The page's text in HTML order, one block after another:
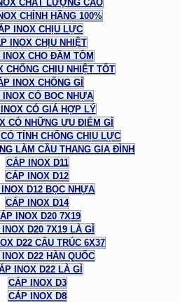
CHẤT LƯỢNG CAO
CHÍNH HÃNG 100%
INOX CHỊU LỰC
INOX CHỊU NHIỆT
INOX CHO ĐẦM TÔM
CHỐNG CHỊU NHIỆT TỐT
INOX CHỐNG GỈ
INOX CÓ BỌC NHỰA
CÓ GIÁ HỢP LÝ
CÓ NHỮNG ƯU ĐIỂM GÌ
TÍNH CHỐNG CHỊU LỰC
LÀM CẦU THANG GIA ĐÌNH
CÁP INOX D11
CÁP INOX D12
D12 BỌC NHỰA
CÁP INOX D14
INOX D20 7X19
D20 7X19 LÀ GÌ
D22 CẤU TRÚC 6X37
D22 HÀN QUỐC
INOX D22 LÀ GÌ
CÁP INOX D3
CÁP INOX D8